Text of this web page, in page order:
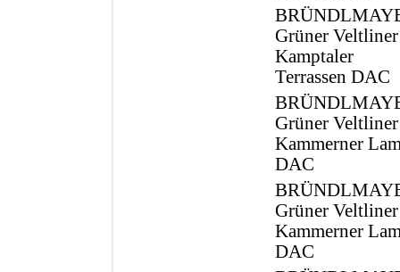
Grüner Veltliner
Kamptaler
Terrassen DAC
Grüner Veltliner
Kammerner
DAC
Grüner Veltliner
Kammerner
DAC